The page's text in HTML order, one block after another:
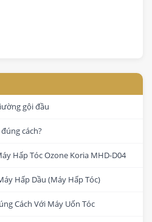
gội đầu
cách?
Hấp Tóc Ozone Koria MHD-D04
Hấp Dầu (Máy Hấp Tóc)
Cách Với Máy Uốn Tóc